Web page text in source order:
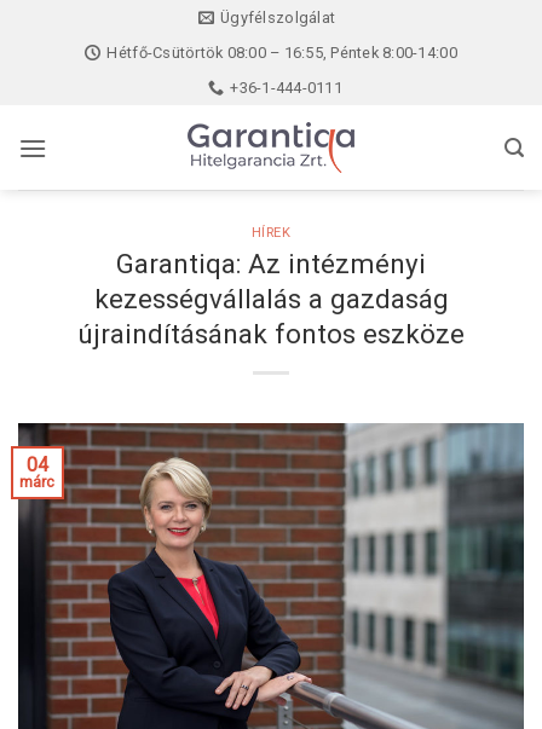
Ügyfélszolgálat
Hétfő-Csütörtök 08:00 – 16:55, Péntek 8:00-14:00
+36-1-444-0111
HÍREK
Garantiqa: Az intézményi
kezességvállalás a gazdaság
újraindításának fontos eszköze
04
márc